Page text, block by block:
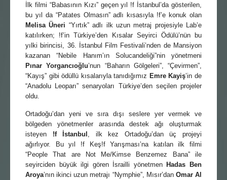
İlk filmi “Babasının Kızı” geçen yıl !f İstanbul’da gösterilen,
bu yıl da “Patates Olmasın” adlı kısasıyla !f’e konuk olan
Melisa Üneri “Yırtık” adlı ilk uzun metraj projesiyle Lab’e
katılırken; !f’in Türkiye’den Kısalar Seyirci Ödülü’nün bu
yılki birincisi, 36. İstanbul Film Festivali’nden de Mansiyon
kazanan “Nebile Hanım’ın Solucandeliği”nin yönetmeni
Pınar Yorgancıoğlu’nun “Baharın Gölgeleri”, “Çevirmen”,
“Kayış” gibi ödüllü kısalarıyla tanıdığımız Emre Kayiş’in de
“Anadolu Leoparı” senaryoları Türkiye’den seçilen projeler
oldu.
Ortadoğu’dan yeni ve sıra dışı seslere yer vermek ve
bölgeden yönetmenler arasında destek ağı oluşturmak
isteyen !f İstanbul , ilk kez Ortadoğu’dan üç projeyi
ağırlıyor. Bu yıl !f Keş!f Yarışması’na katılan ilk filmi
“People That are Not Me/Kimse Benzemez Bana” ile
seyirciden büyük ilgi gören İsrailli yönetmenHadas Ben
Aroya’nın ikinci uzun metrajı “Nymphie”, Mısır’dan Omar Al